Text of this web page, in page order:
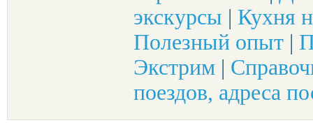
экскурсы | Кухня
Полезный опыт |
Экстрим |
поездов, адреса